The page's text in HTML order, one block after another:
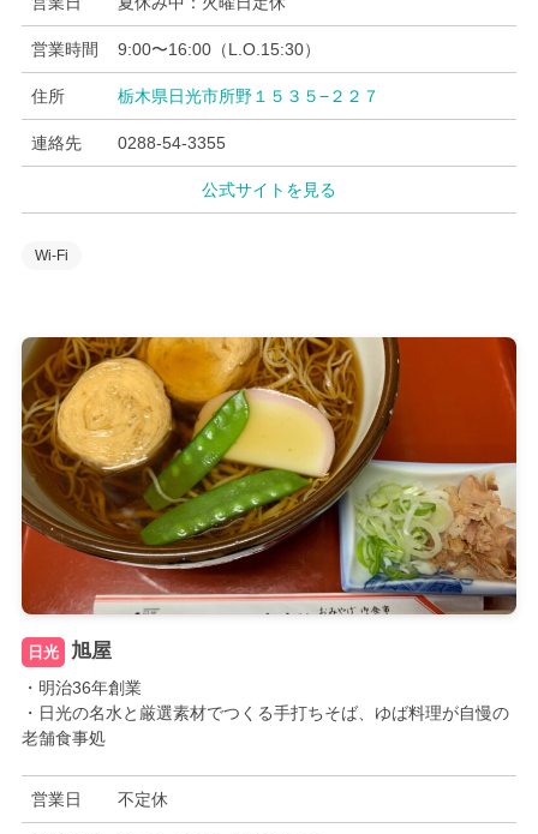
営業時間 9:00〜16:00（L.O.15:30）
住所 栃木県日光市所野１５３５−２２７
連絡先 0288-54-3355
公式サイトを見る
Wi-Fi
日光 旭屋
・明治36年創業
・日光の名水と厳選素材でつくる手打ちそば、ゆば料理が自慢の
老舗食事処
営業日 不定休